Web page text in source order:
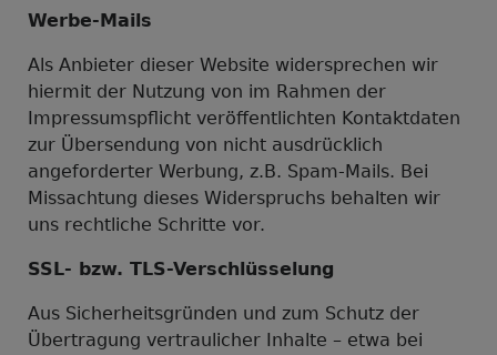
Werbe-Mails
Als Anbieter dieser Website widersprechen wir
hiermit der Nutzung von im Rahmen der
Impressumspflicht veröffentlichten Kontaktdaten
zur Übersendung von nicht ausdrücklich
angeforderter Werbung, z.B. Spam-Mails. Bei
Missachtung dieses Widerspruchs behalten wir
uns rechtliche Schritte vor.
SSL- bzw. TLS-Verschlüsselung
Aus Sicherheitsgründen und zum Schutz der
Übertragung vertraulicher Inhalte – etwa bei